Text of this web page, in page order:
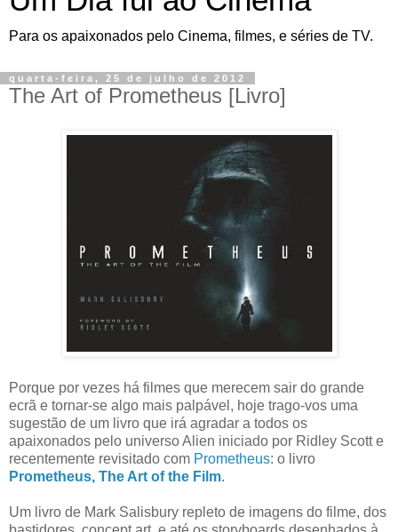
Para os apaixonados pelo Cinema, filmes, e séries de TV.
quarta-feira, 25 de julho de 2012
The Art of Prometheus [Livro]
Porque por vezes há filmes que merecem sair do grande
ecrã e tornar-se algo mais palpável, hoje trago-vos uma
sugestão de um livro que irá agradar a todos os
apaixonados pelo universo Alien iniciado por Ridley Scott e
recentemente revisitado com Prometheus: o livro
Prometheus, The Art of the Film.
Um livro de Mark Salisbury repleto de imagens do filme, dos